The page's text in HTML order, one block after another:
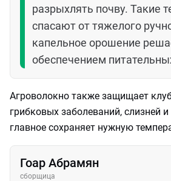
разрыхлять почву. Такие
спасают от тяжелого
капельное орошение
обеспечением
Агроволокно также защищает
грибковых заболеваний, слизней
главное сохраняет нужную
Гоар Абрамян
сборщица